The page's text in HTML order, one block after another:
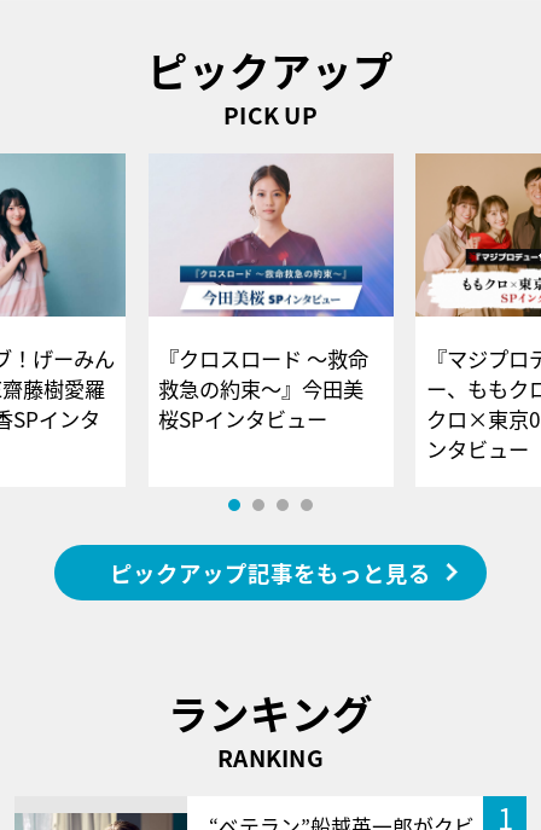
ピックアップ
PICK UP
！げーみん
藤樹愛羅
SPインタ
『クロスロード ～救命
救急の約束～』今田美
桜SPインタビュー
『マジプロ
ー、ももク
クロ×東京
ンタビュー
ピックアップ記事をもっと見る
ランキング
RANKING
1